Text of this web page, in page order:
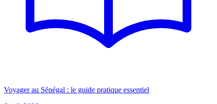
Voyager au Sénégal : le guide pratique essentiel